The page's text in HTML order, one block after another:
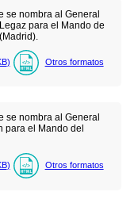
se nombra al General
para el Mando de
) Otros formatos
se nombra al General
para el Mando del
) Otros formatos